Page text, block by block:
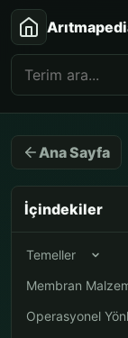
Ana Sayfa
İçindekiler
Temeller
Membran
Operasyonel